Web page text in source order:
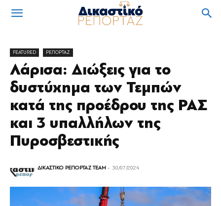
FEATURED ΡΕΠΟΡΤΑΖ
Λάρισα: Διώξεις για το
δυστύχημα των Τεμπών
κατά της προέδρου της ΡΑΣ
και 3 υπαλλήλων της
Πυροσβεστικής
ΔΙΚΑΣΤΙΚΟ ΡΕΠΟΡΤΑΖ TEAM - 30/07/2024